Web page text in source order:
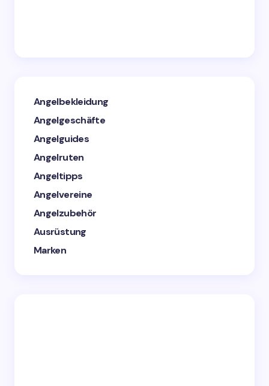
Angelbekleidung
Angelgeschäfte
Angelguides
Angelruten
Angeltipps
Angelvereine
Angelzubehör
Ausrüstung
Marken